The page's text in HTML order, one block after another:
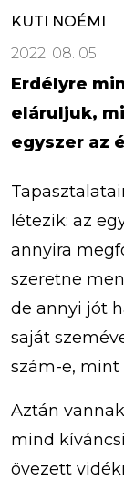
KUTI NOÉMI
2022. 08. 05.
Erdélyre
eláruljuk,
egyszer az
létezik: az
annyira
szeretne
de annyi jót
saját
szám-e, mint
Aztán
mind
övezett